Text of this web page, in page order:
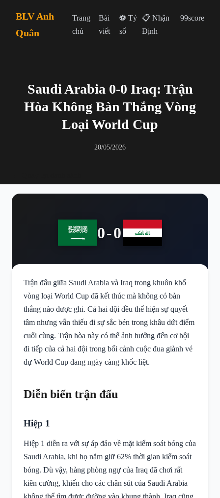
BLV Anh
Quân
Trang
chủ
Bài
viết
⚽ Tỷ
số
📋 Nhận
Định
99score
Saudi Arabia 0-0 Iraq: Trận
Hòa Không Bàn Thắng Vòng
Loại World Cup
20/05/2026
0-0
Trận đấu giữa Saudi Arabia và Iraq trong khuôn khổ
vòng loại World Cup đã kết thúc mà không có bàn
thắng nào được ghi. Cả hai đội đều thể hiện sự quyết
tâm nhưng vẫn thiếu đi sự sắc bén trong khâu dứt điểm
cuối cùng. Trận hòa này có thể ảnh hưởng đến cơ hội
đi tiếp của cả hai đội trong bối cảnh cuộc đua giành vé
dự World Cup đang ngày càng khốc liệt.
Diễn biến trận đấu
Hiệp 1
Hiệp 1 diễn ra với sự áp đảo về mặt kiểm soát bóng của
Saudi Arabia, khi họ nắm giữ 62% thời gian kiểm soát
bóng. Dù vậy, hàng phòng ngự của Iraq đã chơi rất
kiên cường, khiến cho các chân sút của Saudi Arabia
không thể tìm được đường vào khung thành. Iraq cũng